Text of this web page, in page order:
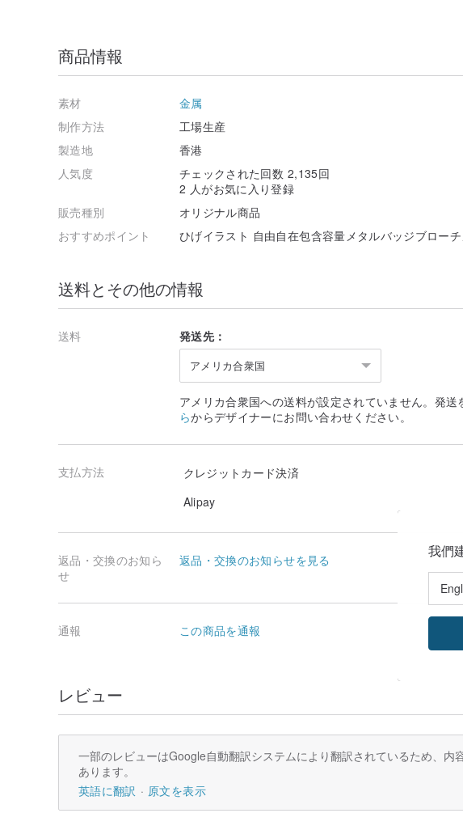
商品情報
素材
金属
制作方法
工場生産
製造地
香港
人気度
チェックされた回数 2,135回
2 人がお気に入り登録
販売種別
オリジナル商品
おすすめポイント
ひげイラスト 自由自在包含容量メタルバッジブロー
送料とその他の情報
送料 発送先：
アメリカ合衆国
アメリカ合衆国への送料が設定されていません。発送
らからデザイナーにお問い合わせください。
支払方法
クレジットカード決済
Alipay
返品・交換のお知ら
せ
返品・交換のお知らせを見る
通報 この商品を通報
レビュー
一部のレビューはGoogle自動翻訳システムにより翻訳されているため、内
あります。
英語に翻訳
原文を表示
我們